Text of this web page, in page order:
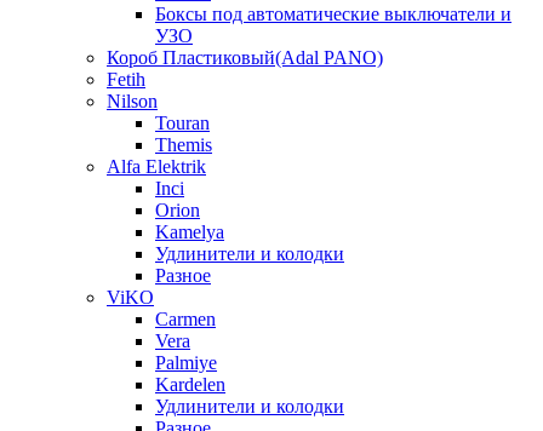
Боксы под автоматические выключатели и
УЗО
Короб Пластиковый(Adal PANO)
Fetih
Nilson
Touran
Themis
Alfa Elektrik
Inci
Orion
Kamelya
Удлинители и колодки
Разное
ViKO
Carmen
Vera
Palmiye
Kardelen
Удлинители и колодки